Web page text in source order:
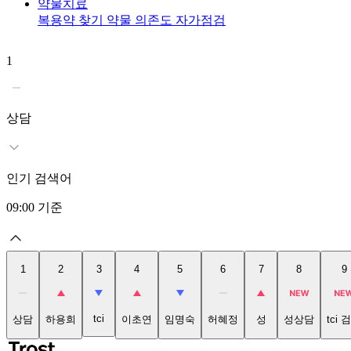
약물치료
복용약 찾기 약물 의존도 자가점검
1
상담
인기 검색어
09:00 기준
1
상담
2
하용희
3
tci
4
이초연
5
임명숙
6
허혜정
7
성
8
성상담
9
tci